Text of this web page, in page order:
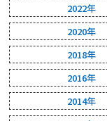
2022年
2020年
2018年
2016年
2014年